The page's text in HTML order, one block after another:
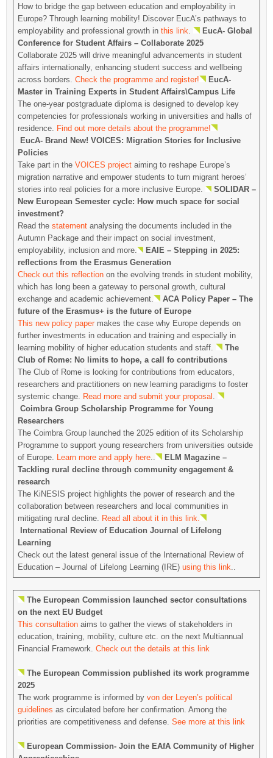
How to bridge the gap between education and employability in
Europe? Through learning mobility! Discover EucA’s pathways to
employability and professional growth in this link.
EucA- Global
Conference for Student Affairs – Collaborate 2025
Collaborate 2025 will drive meaningful advancements in student
affairs internationally, enhancing student success and wellbeing
across borders. Check the programme and register!
EucA-
Master in Training Experts in Student Affairs\Campus Life
The one-year postgraduate diploma is designed to develop key
competencies for professionals working in universities and halls of
residence. Find out more details about the programme!
EucA- Brand New! VOICES: Migration Stories for Inclusive
Policies
Take part in the VOICES projectaiming to reshape Europe’s
migration narrative and empower students to turn migrant heroes’
stories into real policies for a more inclusive Europe.
SOLIDAR –
New European Semester cycle: How much space for social
investment?
Read the statementanalysing the documents included in the
Autumn Package and their impact on social investment,
employability, inclusion and more.
EAIE – Stepping in 2025:
reflections from the Erasmus Generation
Check out this reflectionon the evolving trends in student mobility,
which has long been a gateway to personal growth, cultural
exchange and academic achievement.
ACA Policy Paper – The
future of the Erasmus+ is the future of Europe
This new policy papermakes the case why Europe depends on
further investments in education and training and especially in
learning mobility of higher education students and staff.
The
Club of Rome: No limits to hope, a call fo contributions
The Club of Rome is looking for contributions from educators,
researchers and practitioners on new learning paradigms to foster
systemic change. Read more and submit your proposal .
Coimbra Group Scholarship Programme for Young
Researchers
The Coimbra Group launched the 2025 edition of its Scholarship
Programme to support young researchers from universities outside
of Europe. Learn more and apply here..
ELM Magazine –
Tackling rural decline through community engagement &
research
The KiNESIS project highlights the power of research and the
collaboration between researchers and local communities in
mitigating rural decline. Read all about it in this link.
International Review of Education Journal of Lifelong
Learning
Check out the latest general issue of the International Review of
Education – Journal of Lifelong Learning (IRE) using this link..
The European Commission launched sector consultations
on the next EU Budget
This consultationaims to gather the views of stakeholders in
education, training, mobility, culture etc. on the next Multiannual
Financial Framework. Check out the details at this link
The European Commission published its work programme
2025
The work programme is informed by von der Leyen’s political
guidelines as circulated before her confirmation. Among the
priorities are competitiveness and defense. See more at this link
European Commission- Join the EAfA Community of Higher